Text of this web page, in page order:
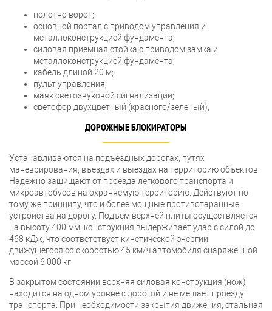
полотно ворот;
основной портал с приводом управления и
металлоконструкцией фундамента;
силовая приемная стойка с приводом замка и
металлоконструкцией фундамента;
кабель длиной 20 м;
пульт управления;
маяк светозвуковой сигнализации;
светофор двухцветный (красного/зеленый);
ДОРОЖНЫЕ БЛОКИРАТОРЫ
Устанавливаются на подъездных дорогах, путях
маневрирования, въездах и выездах на территорию объектов.
Надежно защищают от проезда легкового транспорта и
микроавтобусов на охраняемую территорию. Действуют по
тому же принципу, что и более мощные противотаранные
устройства на дорогу. Подъем верхней плиты осуществляется
на высоту 400 мм, конструкция выдерживает удар с силой до
468 кДж, что соответствует кинетической энергии
движущегося со скоростью 45 км/ч автомобиля снаряженной
массой 6 000 кг.
В закрытом состоянии верхняя силовая конструкция (нож)
находится на одном уровне с дорогой и не мешает проезду
транспорта. При необходимости закрытия движения, стальная